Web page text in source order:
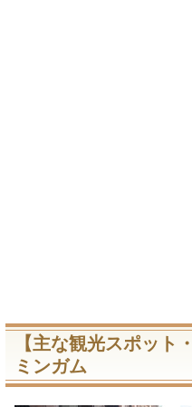
【主な観光スポット
ミンガム